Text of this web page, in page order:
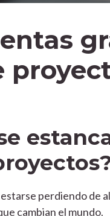
estarse perdiendo
cambian el mundo.